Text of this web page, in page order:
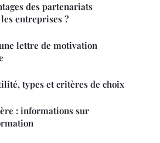
des partenariats
entreprises ?
lettre de motivation
types et critères de choix
: informations sur